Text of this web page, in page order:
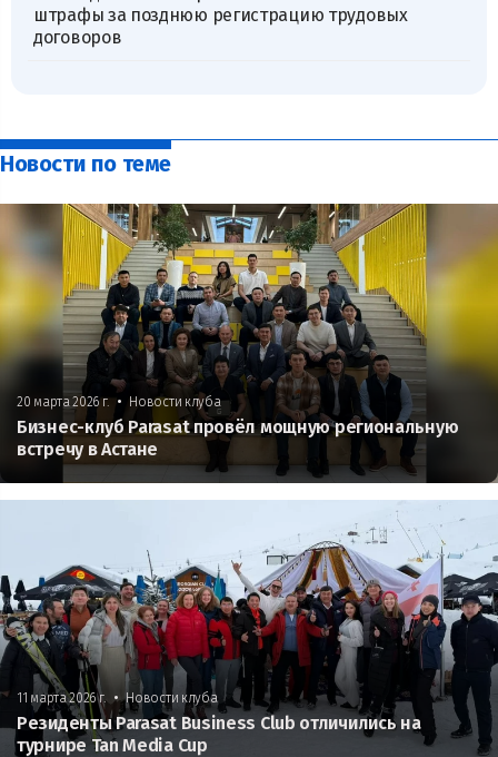
штрафы за позднюю регистрацию трудовых
договоров
Новости по теме
20 марта 2026 г. • Новости клуба
Бизнес-клуб Parasat провёл мощную региональную
встречу в Астане
11 марта 2026 г. • Новости клуба
Резиденты Parasat Business Club отличились на
турнире Tan Media Cup